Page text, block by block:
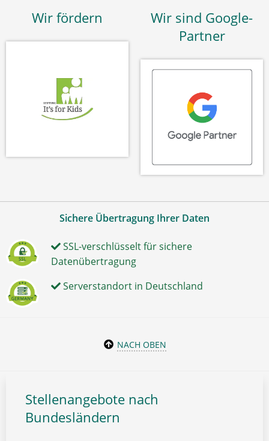
Wir fördern
Wir sind Google-
Partner
Sichere Übertragung Ihrer Daten
SSL-verschlüsselt für sichere
Datenübertragung
Serverstandort in Deutschland
NACH OBEN
Stellenangebote nach
Bundesländern